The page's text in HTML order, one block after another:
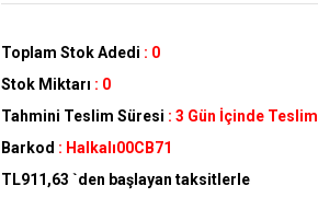
Toplam Stok Adedi : 0
Stok Miktarı : 0
Tahmini Teslim Süresi : 3 Gün İçinde Teslim
Barkod : Halkalı00CB71
TL911,63 `den başlayan taksitlerle